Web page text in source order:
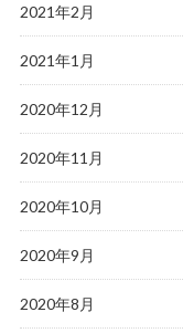
2021年2月
2021年1月
2020年12月
2020年11月
2020年10月
2020年9月
2020年8月